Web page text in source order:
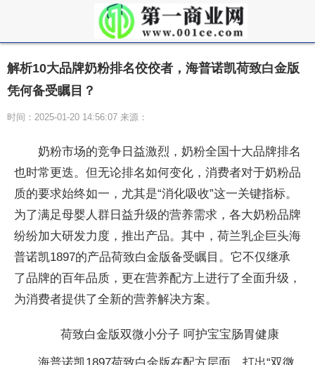
解析10大品牌奶粉排名佼佼者，海普诺凯荷致白金版
凭何备受瞩目？
时间：2025-01-20 14:56:07 来源：
奶粉市场的竞争日益激烈，奶粉全国十大品牌排名
也时常更迭。但无论排名如何变化，消费者对于奶粉品
质的要求始终如一，尤其是“消化吸收”这一关键指标。
为了满足母婴人群日益升级的营养需求，各大奶粉品牌
纷纷加大研发力度，推出产品。其中，荷兰乳企巨头海
普诺凯1897的产品荷致白金版备受瞩目。它不仅继承
了品牌的百年品质，更在营养配方上进行了全面升级，
为消费者提供了全新的营养解决方案。
荷致白金版双微小分子 呵护宝宝肠胃健康